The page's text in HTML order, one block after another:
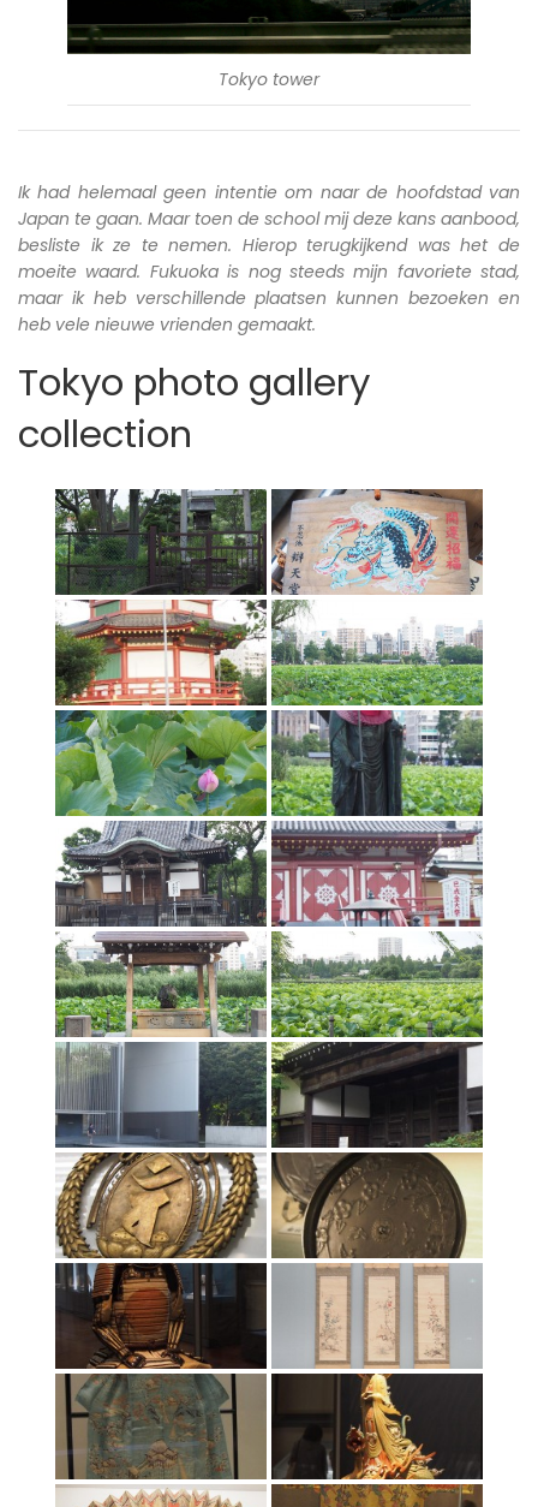
Tokyo tower
Ik had helemaal geen intentie om naar de hoofdstad van
Japan te gaan. Maar toen de school mij deze kans aanbood,
besliste ik ze te nemen. Hierop terugkijkend was het de
moeite waard. Fukuoka is nog steeds mijn favoriete stad,
maar ik heb verschillende plaatsen kunnen bezoeken en
heb vele nieuwe vrienden gemaakt.
Tokyo photo gallery
collection